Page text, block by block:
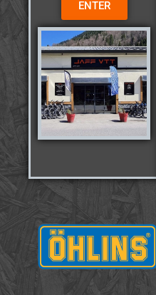
ENTER